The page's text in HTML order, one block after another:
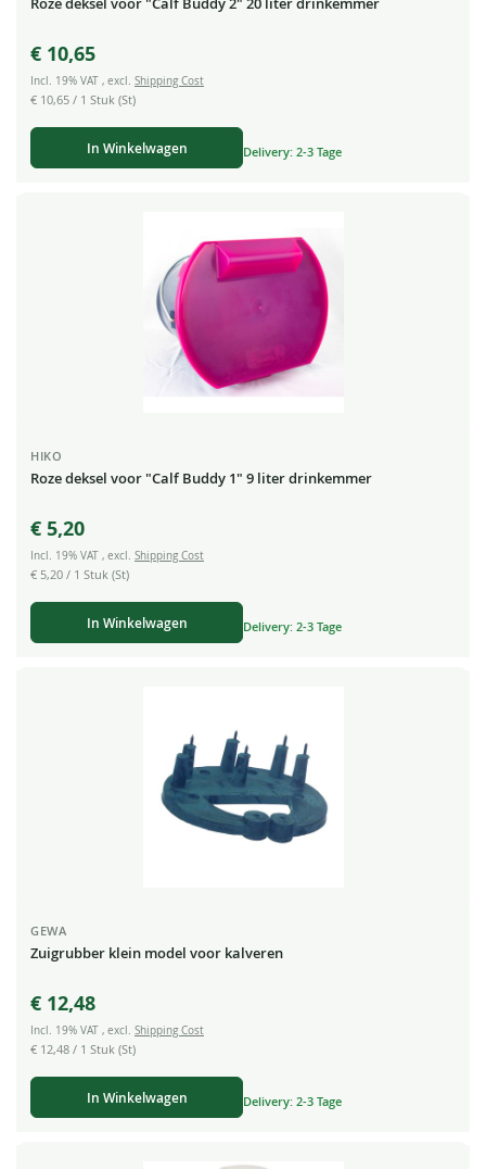
Roze deksel voor "Calf Buddy 2" 20 liter drinkemmer
€ 10,65
Incl. 19% VAT , excl. Shipping Cost
€ 10,65 / 1 Stuk (St)
In Winkelwagen Delivery: 2-3 Tage
HIKO
Roze deksel voor "Calf Buddy 1" 9 liter drinkemmer
€ 5,20
Incl. 19% VAT , excl. Shipping Cost
€ 5,20 / 1 Stuk (St)
In Winkelwagen Delivery: 2-3 Tage
GEWA
Zuigrubber klein model voor kalveren
€ 12,48
Incl. 19% VAT , excl. Shipping Cost
€ 12,48 / 1 Stuk (St)
In Winkelwagen Delivery: 2-3 Tage